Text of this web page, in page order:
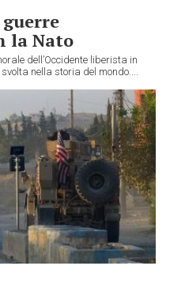
la Nato
dell’Occidente liberista in
nella storia del mondo....